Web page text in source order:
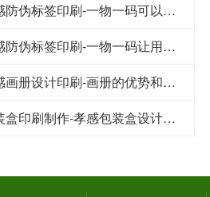
孝感防伪标签印刷-一物一码可以品牌宣传和引流吸粉
孝感防伪标签印刷-一物一码让用户为品牌产品传播
孝感画册设计印刷-画册的优势和作用
包装盒印刷制作-孝感包装盒设计要注意的几个重要因素